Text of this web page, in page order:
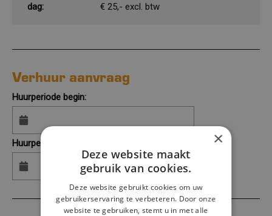
dag: € 25,- excl. btw
Verhuur aanvraag
Huurperiode begin:
Huurperiode eind: ×
Deze website maakt
gebruik van cookies.
Deze website gebruikt cookies om uw
gebruikerservaring te verbeteren. Door onze
website te gebruiken, stemt u in met alle